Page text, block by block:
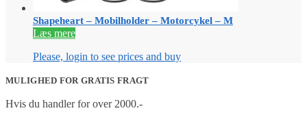
Shapeheart – Mobilholder – Motorcykel – M
Læs mere
Please, login to see prices and buy
MULIGHED FOR GRATIS FRAGT
Hvis du handler for over 2000.-